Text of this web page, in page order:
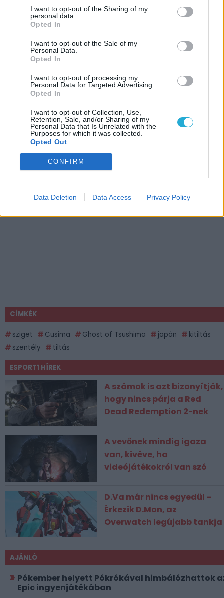
I want to opt-out of the Sharing of my
personal data.
Opted In
I want to opt-out of the Sale of my
Personal Data.
Opted In
I want to opt-out of processing my
Personal Data for Targeted Advertising.
Opted In
I want to opt-out of Collection, Use,
Retention, Sale, and/or Sharing of my
Personal Data that Is Unrelated with the
Purposes for which it was collected.
Opted Out
CONFIRM
Data Deletion Data Access Privacy Policy
CÍMKÉK
sziget Cusima Ghost of Tsushima japán
kitiltás
szentély
tiltás
ESPORT1 HÍREK
A számok is azt bizonyítják,
hogy nincs párja a Red
Dead Redemption 2-nek
A vevőnek mindig igaza
van, kivéve, ha
videójátékokról van szó
D.Va már nincs egyedül –
Érkezik D.Mon, az
Overwatch legújabb tankja
AJÁNLÓ
Pókember helyett Pókrókával himbálózhattok
Epic ingyenjátékában